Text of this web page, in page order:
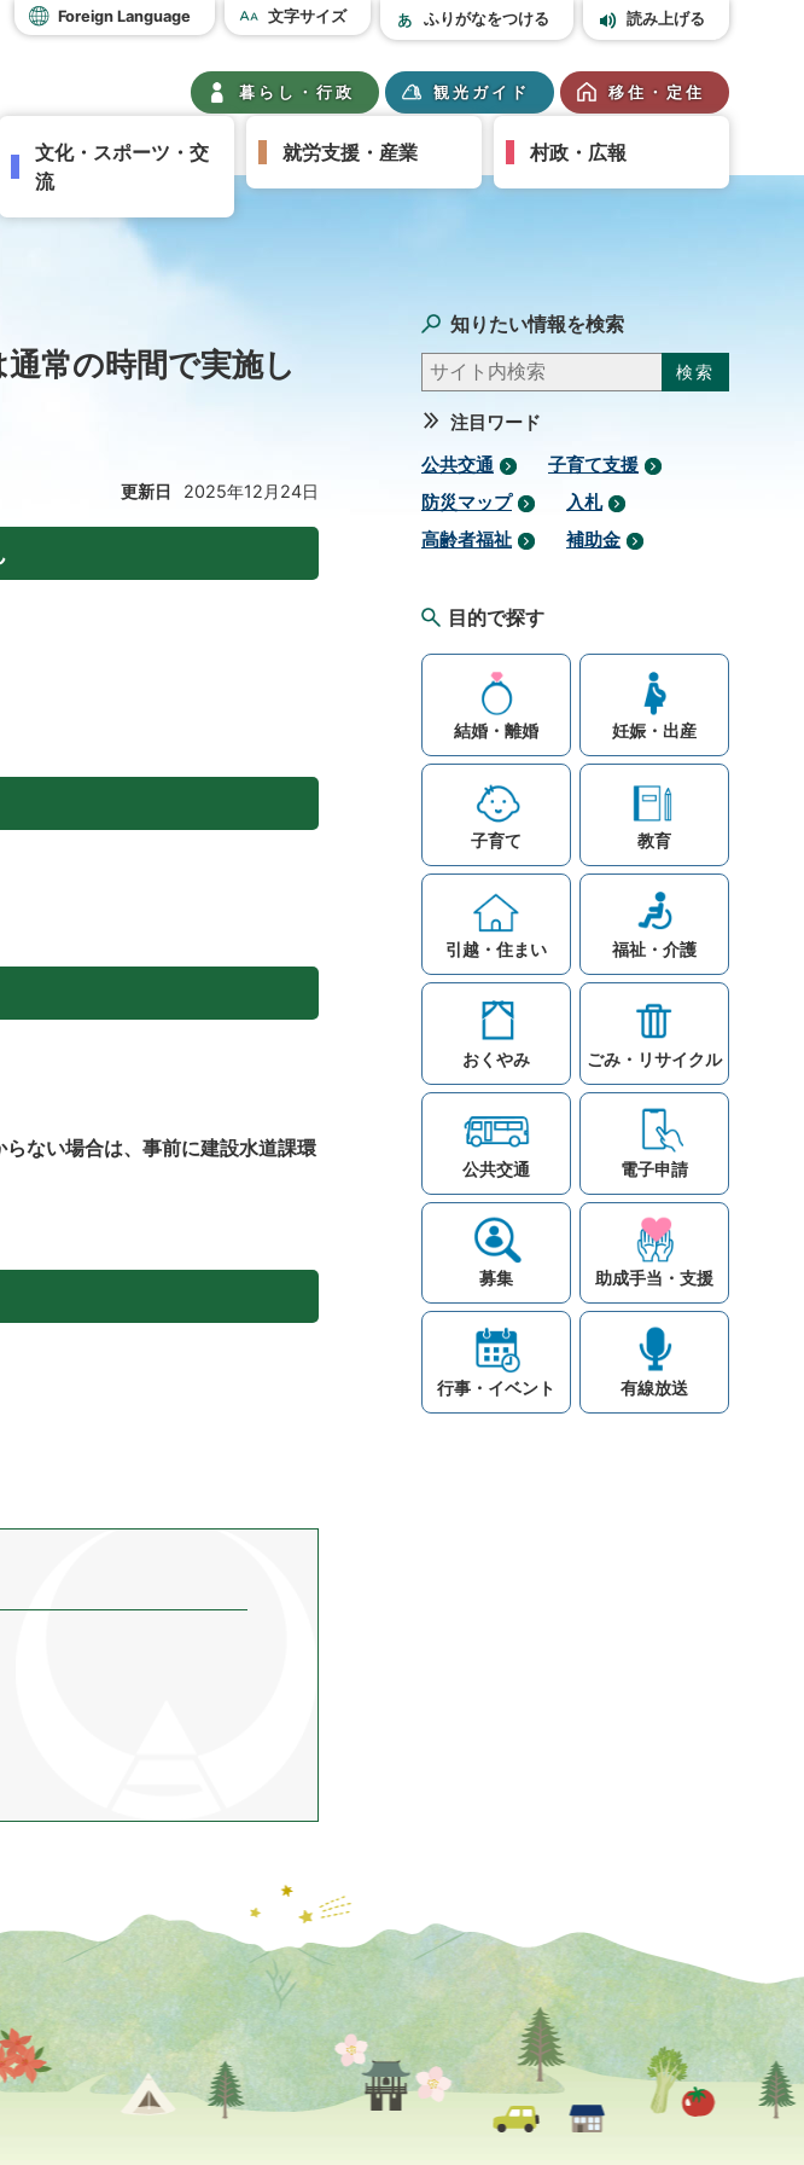
Foreign Language 文字サイズ ふりがなをつける 読み上げる
暮らし・行政 観光ガイド 移住・定住
文化・スポーツ・交
流
就労支援・産業 村政・広報
常の時間で実施し
更新日 2025年12月24日
ない場合は、事前に建設水道課環
知りたい情報を検索
注目ワード
公共交通
子育て支援
防災マップ
入札
高齢者福祉
補助金
目的で探す
結婚・離婚 妊娠・出産
子育て 教育
引越・住まい 福祉・介護
おくやみ ごみ・リサイクル
公共交通 電子申請
募集 助成手当・支援
行事・イベント 有線放送